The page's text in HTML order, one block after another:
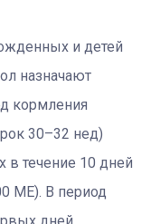
и детей
назначают
кормления
30–32 нед)
в течение 10 дней
МЕ). В период
дней